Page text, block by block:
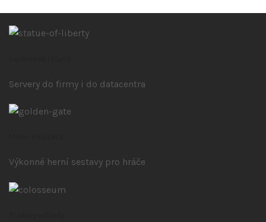
Servery do firmy i do datacentra
Výkonné herní sestavy pro hráče